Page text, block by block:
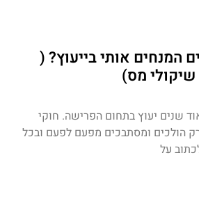
המנחים אותי בייעוץ? (
מס)
שנים יעוץ בתחום הפרישה. חוקי
הולכים ומסתבכים מפעם לפעם ובכל
על